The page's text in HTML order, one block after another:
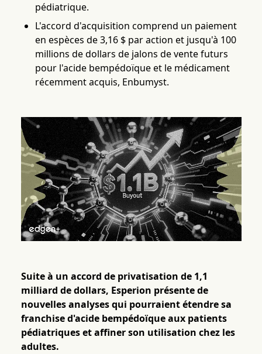
pédiatrique.
L'accord d'acquisition comprend un paiement
en espèces de 3,16 $ par action et jusqu'à 100
millions de dollars de jalons de vente futurs
pour l'acide bempédoïque et le médicament
récemment acquis, Enbumyst.
Suite à un accord de privatisation de 1,1
milliard de dollars, Esperion présente de
nouvelles analyses qui pourraient étendre sa
franchise d'acide bempédoïque aux patients
pédiatriques et affiner son utilisation chez les
adultes.